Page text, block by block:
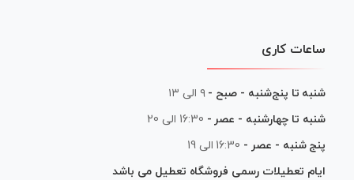
ساعات کاری
شنبه تا پنج‌شنبه - صبح - ۹ الی ۱۳
شنبه تا چهارشنبه - عصر - 16:30 الی 20
پنج شنبه - عصر - 16:30 الی 19
ایام تعطیلات رسمی فروشگاه تعطیل می باشد